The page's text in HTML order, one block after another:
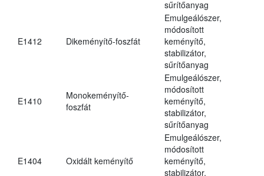
sűrítőanyag
E1412 Dikeményítő-foszfát
Emulgeálószer,
módosított
keményítő,
stabilizátor,
sűrítőanyag
E1410
Monokeményítő-
foszfát
Emulgeálószer,
módosított
keményítő,
stabilizátor,
sűrítőanyag
E1404 Oxidált keményítő
Emulgeálószer,
módosított
keményítő,
stabilizátor,